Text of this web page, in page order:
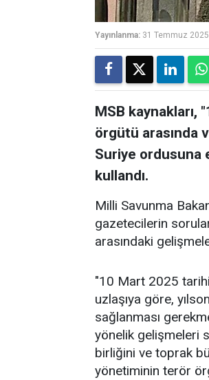
Yayınlanma: 31 Temmuz
MSB
örgütü arasında
Suriye ordusuna
kullandı.
Milli Savunma
gazetecilerin
arasındaki
"10 Mart 2025
uzlaşıya göre,
sağlanması
yönelik gelişmeleri
birliğini ve toprak
yönetiminin terör